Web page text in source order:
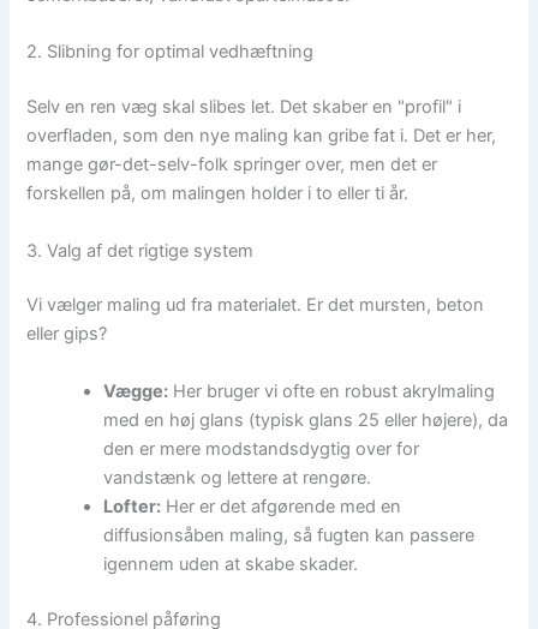
2. Slibning for optimal vedhæftning
Selv en ren væg skal slibes let. Det skaber en "profil" i
overfladen, som den nye maling kan gribe fat i. Det er her,
mange gør-det-selv-folk springer over, men det er
forskellen på, om malingen holder i to eller ti år.
3. Valg af det rigtige system
Vi vælger maling ud fra materialet. Er det mursten, beton
eller gips?
Vægge: Her bruger vi ofte en robust akrylmaling
med en høj glans (typisk glans 25 eller højere), da
den er mere modstandsdygtig over for
vandstænk og lettere at rengøre.
Lofter: Her er det afgørende med en
diffusionsåben maling, så fugten kan passere
igennem uden at skabe skader.
4. Professionel påføring